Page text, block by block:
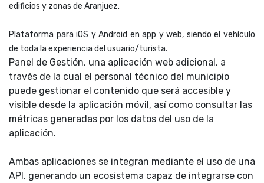
edificios y zonas de Aranjuez.
Plataforma para iOS y Android en app y web, siendo el vehículo
de toda la experiencia del usuario/turista.
Panel de Gestión, una aplicación web adicional, a
través de la cual el personal técnico del municipio
puede gestionar el contenido que será accesible y
visible desde la aplicación móvil, así como consultar las
métricas generadas por los datos del uso de la
aplicación.
Ambas aplicaciones se integran mediante el uso de una
API, generando un ecosistema capaz de integrarse con